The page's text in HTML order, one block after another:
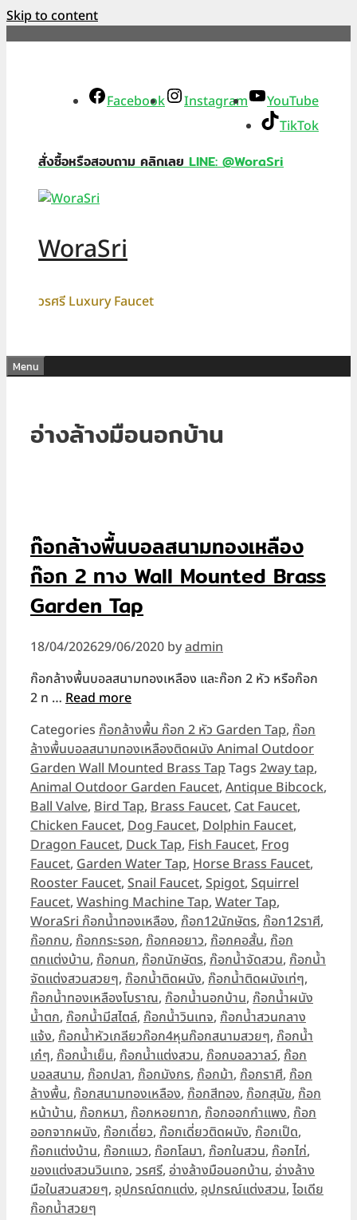
Skip to content
Facebook Instagram
YouTube
TikTok
สั่งซื้อหรือสอบถาม คลิกเลยLINE: @WoraSri
WoraSri
วรศรี Luxury Faucet
Menu
อ่างล้างมือนอกบ้าน
ก๊อกล้างพื้นบอลสนามทองเหลือง
ก๊อก 2 ทาง Wall Mounted Brass
Garden Tap
18/04/202629/06/2020 byadmin
ก๊อกล้างพื้นบอลสนามทองเหลือง และก๊อก 2 หัว หรือก๊อก
2 ท … Read more
Categories ก๊อกล้างพื้น ก๊อก 2 หัว Garden Tap, ก๊อก
ล้างพื้นบอลสนามทองเหลืองติดผนัง Animal Outdoor
Garden Wall Mounted Brass TapTags 2way tap,
Animal Outdoor Garden Faucet, Antique Bibcock,
Ball Valve, Bird Tap, Brass Faucet, Cat Faucet,
Chicken Faucet, Dog Faucet, Dolphin Faucet,
Dragon Faucet, Duck Tap, Fish Faucet, Frog
Faucet, Garden Water Tap, Horse Brass Faucet,
Rooster Faucet, Snail Faucet, Spigot, Squirrel
Faucet, Washing Machine Tap, Water Tap,
WoraSri ก๊อกน้ำทองเหลือง, ก๊อก12นักษัตร, ก๊อก12ราศี,
ก๊อกกบ, ก๊อกกระรอก, ก๊อกคอยาว, ก๊อกคอสั้น, ก๊อก
ตกแต่งบ้าน, ก๊อกนก, ก๊อกนักษัตร, ก๊อกน้ำจัดสวน, ก๊อกน้ำ
จัดแต่งสวนสวยๆ, ก๊อกน้ำติดผนัง, ก๊อกน้ำติดผนังเท่ๆ,
ก๊อกน้ำทองเหลืองโบราณ, ก๊อกน้ำนอกบ้าน, ก๊อกน้ำผนัง
น้ำตก, ก๊อกน้ำมีสไตล์, ก๊อกน้ำวินเทจ, ก๊อกน้ำสวนกลาง
แจ้ง, ก๊อกน้ำหัวเกลียวก๊อก4หุนก๊อกสนามสวยๆ, ก๊อกน้ำ
เก๋ๆ, ก๊อกน้ำเย็น, ก๊อกน้ำแต่งสวน, ก๊อกบอลวาลว์, ก๊อก
บอลสนาม, ก๊อกปลา, ก๊อกมังกร, ก๊อกม้า, ก๊อกราศี, ก๊อก
ล้างพื้น, ก๊อกสนามทองเหลือง, ก๊อกสีทอง, ก๊อกสุนัข, ก๊อก
หน้าบ้าน, ก๊อกหมา, ก๊อกหอยทาก, ก๊อกออกกำแพง, ก๊อก
ออกจากผนัง, ก๊อกเดี่ยว, ก๊อกเดี่ยวติดผนัง, ก๊อกเป็ด,
ก๊อกแต่งบ้าน, ก๊อกแมว, ก๊อกโลมา, ก๊อกในสวน, ก๊อกไก่,
ของแต่งสวนวินเทจ, วรศรี, อ่างล้างมือนอกบ้าน, อ่างล้าง
มือในสวนสวยๆ, อุปกรณ์ตกแต่ง, อุปกรณ์แต่งสวน, ไอเดีย
ก๊อกน้ำสวยๆ